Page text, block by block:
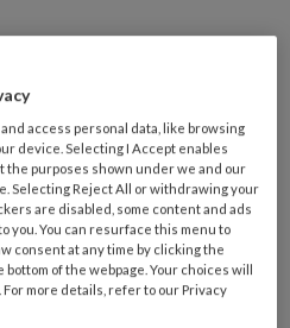
lezen?
aan en lees 2
per maand
access personal data, like browsing
device. Selecting I Accept enables
the purposes shown under we and our
Selecting Reject All or withdrawing your
are disabled, some content and ads
you. You can resurface this menu to
consent at any time by clicking the
of the webpage. Your choices will
more details, refer to our Privacy